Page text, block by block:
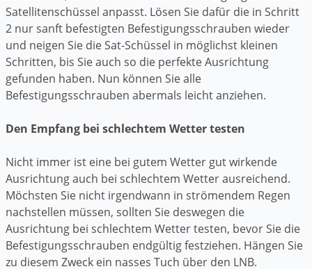
Satellitenschüssel anpasst. Lösen Sie dafür die in Schritt
2 nur sanft befestigten Befestigungsschrauben wieder
und neigen Sie die Sat-Schüssel in möglichst kleinen
Schritten, bis Sie auch so die perfekte Ausrichtung
gefunden haben. Nun können Sie alle
Befestigungsschrauben abermals leicht anziehen.
Den Empfang bei schlechtem Wetter testen
Nicht immer ist eine bei gutem Wetter gut wirkende
Ausrichtung auch bei schlechtem Wetter ausreichend.
Möchsten Sie nicht irgendwann in strömendem Regen
nachstellen müssen, sollten Sie deswegen die
Ausrichtung bei schlechtem Wetter testen, bevor Sie die
Befestigungsschrauben endgültig festziehen. Hängen Sie
zu diesem Zweck ein nasses Tuch über den LNB.